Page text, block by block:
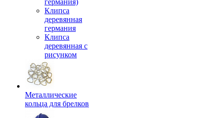
германия)
Клипса
деревянная
германия
Клипса
деревянная с
рисунком
Металлические
кольца для брелков